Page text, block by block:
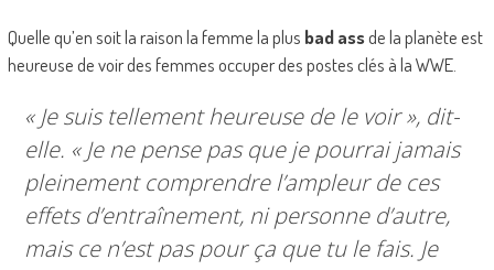
Quelle qu’en soit la raison la femme la plus bad assde la planète est
heureuse de voir des femmes occuper des postes clés à la WWE.
« Je suis tellement heureuse de le voir », dit-
elle. « Je ne pense pas que je pourrai jamais
pleinement comprendre l’ampleur de ces
effets d’entraînement, ni personne d’autre,
mais ce n’est pas pour ça que tu le fais. Je